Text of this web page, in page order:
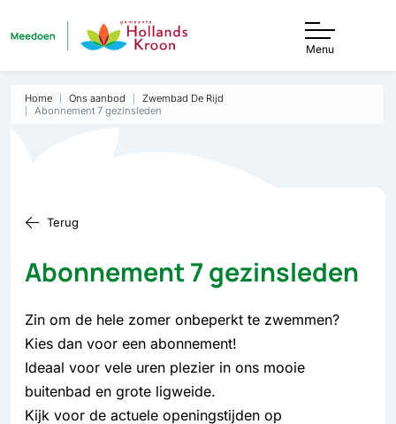
Menu
Home Ons aanbod
Zwembad De Rijd
Abonnement 7 gezinsleden
Terug
Abonnement 7 gezinsleden
Zin om de hele zomer onbeperkt te zwemmen?
Kies dan voor een abonnement!
Ideaal voor vele uren plezier in ons mooie
buitenbad en grote ligweide.
Kijk voor de actuele openingstijden op